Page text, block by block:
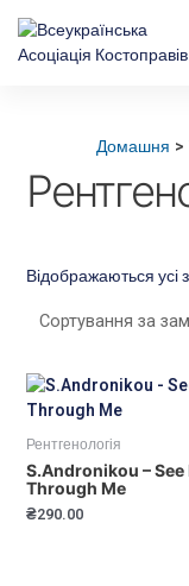
вмісту
Домашня
Відображаються усі
Рентгенологія
S.Andronikou – See
Through Me
₴290.00